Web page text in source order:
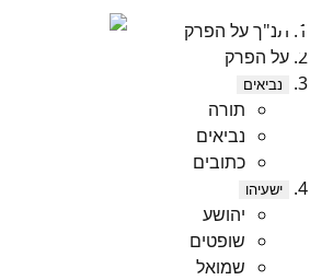
תנ"ך על הפרק
על הפרק
נביאים
תורה
נביאים
כתובים
ישעיהו
יהושע
שופטים
שמואל